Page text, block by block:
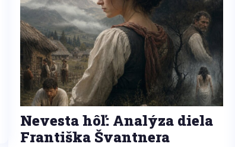
Nevesta hôľ: Analýza diela
Františka Švantnera